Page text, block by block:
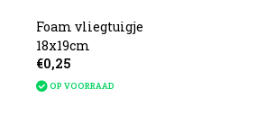
Foam vliegtuigje
18x19cm
€0,25
OP VOORRAAD